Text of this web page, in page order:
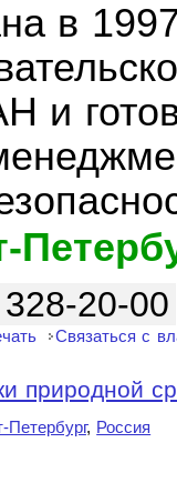
в
и
20-00
Связаться с
природной
Петербург, Россия